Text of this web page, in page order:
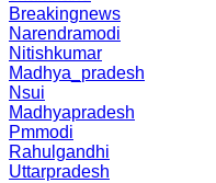
Breakingnews
Narendramodi
Nitishkumar
Madhya_pradesh
Nsui
Madhyapradesh
Pmmodi
Rahulgandhi
Uttarpradesh